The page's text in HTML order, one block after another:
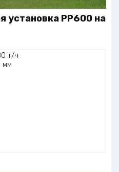
установка PP600 на
т/ч
мм